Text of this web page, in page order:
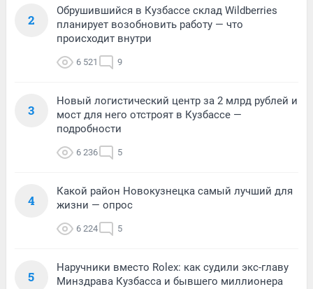
2
Обрушившийся в Кузбассе склад Wildberries
планирует возобновить работу — что
происходит внутри
6 521 9
3
Новый логистический центр за 2 млрд рублей и
мост для него отстроят в Кузбассе —
подробности
6 236 5
4
Какой район Новокузнецка самый лучший для
жизни — опрос
6 224 5
5
Наручники вместо Rolex: как судили экс-главу
Минздрава Кузбасса и бывшего миллионера